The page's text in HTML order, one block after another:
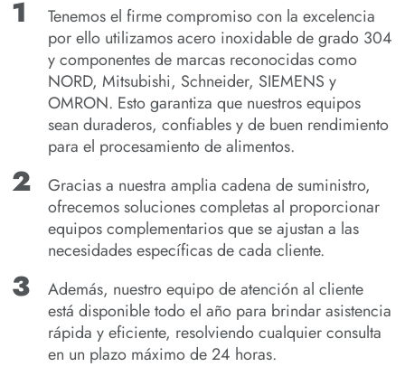
Tenemos el firme compromiso con la excelencia
por ello utilizamos acero inoxidable de grado 304
y componentes de marcas reconocidas como
NORD, Mitsubishi, Schneider, SIEMENS y
OMRON. Esto garantiza que nuestros equipos
sean duraderos, confiables y de buen rendimiento
para el procesamiento de alimentos.
Gracias a nuestra amplia cadena de suministro,
ofrecemos soluciones completas al proporcionar
equipos complementarios que se ajustan a las
necesidades específicas de cada cliente.
Además, nuestro equipo de atención al cliente
está disponible todo el año para brindar asistencia
rápida y eficiente, resolviendo cualquier consulta
en un plazo máximo de 24 horas.